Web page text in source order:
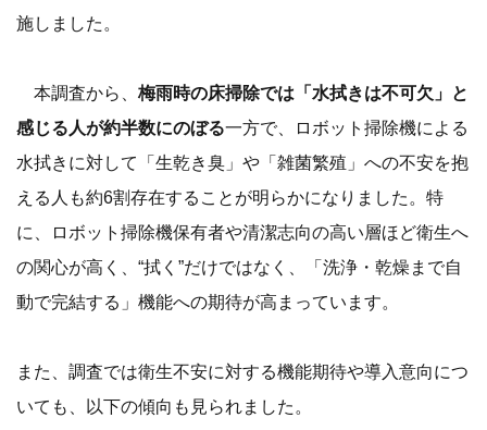
施しました。
本調査から、 梅雨時の床掃除では「水拭きは不可欠」と
感じる人が約半数にのぼる一方で、ロボット掃除機による
水拭きに対して「生乾き臭」や「雑菌繁殖」への不安を抱
える人も約6割存在することが明らかになりました。特
に、ロボット掃除機保有者や清潔志向の高い層ほど衛生へ
の関心が高く、“拭く”だけではなく、「洗浄・乾燥まで自
動で完結する」機能への期待が高まっています。
また、調査では衛生不安に対する機能期待や導入意向につ
いても、以下の傾向も見られました。